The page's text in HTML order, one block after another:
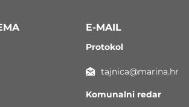
E-MAIL
Protokol
tajnica@marina.hr
Komunalni redar